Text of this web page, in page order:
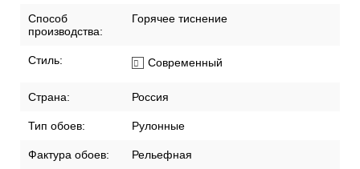
Способ
производства:
Горячее тиснение
Стиль: Современный
Страна: Россия
Тип обоев: Рулонные
Фактура обоев: Рельефная